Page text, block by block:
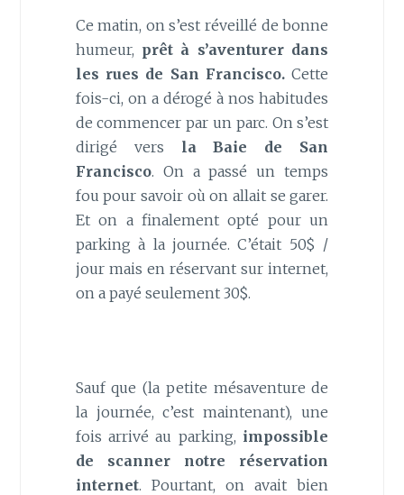
Ce matin, on s’est réveillé de bonne
humeur, prêt à s’aventurer dans
les rues de San Francisco. Cette
fois-ci, on a dérogé à nos habitudes
de commencer par un parc. On s’est
dirigé vers la Baie de San
Francisco. On a passé un temps
fou pour savoir où on allait se garer.
Et on a finalement opté pour un
parking à la journée. C’était 50$ /
jour mais en réservant sur internet,
on a payé seulement 30$.
Sauf que (la petite mésaventure de
la journée, c’est maintenant), une
fois arrivé au parking, impossible
de scanner notre réservation
internet. Pourtant, on avait bien